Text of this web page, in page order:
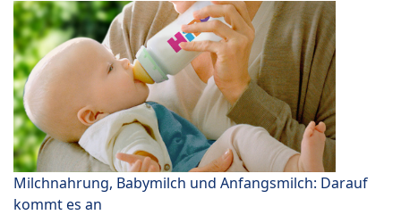
Milchnahrung, Babymilch und Anfangsmilch: Darauf
kommt es an